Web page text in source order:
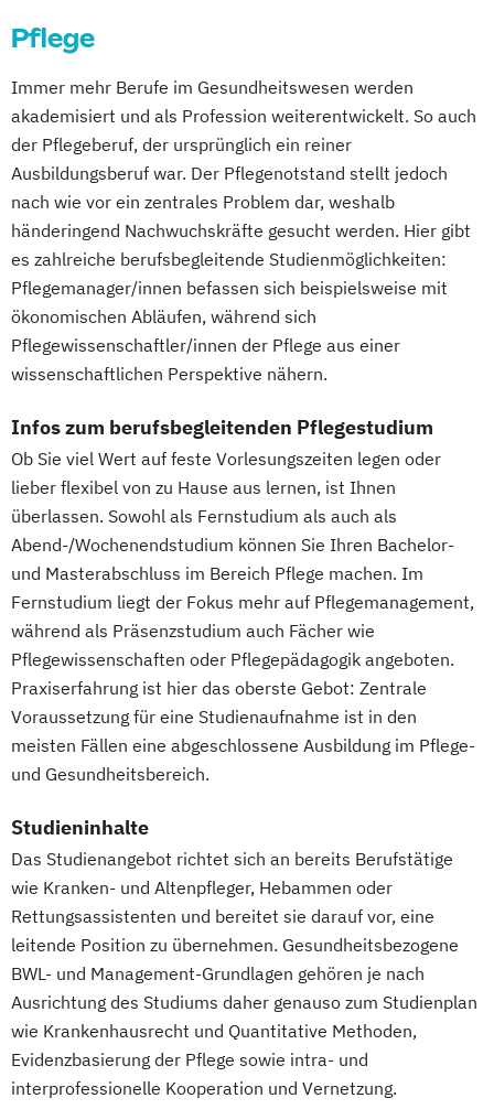
Wirtschaftsinformatik
Vollzeit)
Wirtschaftsingenieurwesen mit
Schwerpunkt Nachhaltigkeit
Wirtschaftspsychologie
Wirtschaftspsychologie mit Schwerpunkt
Digitalisierung
Wirtschaftsrecht
Wirtschaftsrecht mit internationalen
Aspekten
Pflege
Immer mehr Berufe im Gesundheitswesen werden
akademisiert und als Profession weiterentwickelt. So auch
der Pflegeberuf, der ursprünglich ein reiner
Ausbildungsberuf war. Der Pflegenotstand stellt jedoch
nach wie vor ein zentrales Problem dar, weshalb
händeringend Nachwuchskräfte gesucht werden. Hier gibt
es zahlreiche berufsbegleitende Studienmöglichkeiten:
Pflegemanager/innen befassen sich beispielsweise mit
ökonomischen Abläufen, während sich
Pflegewissenschaftler/innen der Pflege aus einer
wissenschaftlichen Perspektive nähern.
Infos zum berufsbegleitenden Pflegestudium
Ob Sie viel Wert auf feste Vorlesungszeiten legen oder
lieber flexibel von zu Hause aus lernen, ist Ihnen
überlassen. Sowohl als Fernstudium als auch als
Abend-/Wochenendstudium können Sie Ihren Bachelor-
und Masterabschluss im Bereich Pflege machen. Im
Fernstudium liegt der Fokus mehr auf Pflegemanagement,
während als Präsenzstudium auch Fächer wie
Pflegewissenschaften oder Pflegepädagogik angeboten.
Praxiserfahrung ist hier das oberste Gebot: Zentrale
Voraussetzung für eine Studienaufnahme ist in den
meisten Fällen eine abgeschlossene Ausbildung im Pflege-
und Gesundheitsbereich.
Studieninhalte
Das Studienangebot richtet sich an bereits Berufstätige
wie Kranken- und Altenpfleger, Hebammen oder
Rettungsassistenten und bereitet sie darauf vor, eine
leitende Position zu übernehmen. Gesundheitsbezogene
BWL- und Management-Grundlagen gehören je nach
Ausrichtung des Studiums daher genauso zum Studienplan
wie Krankenhausrecht und Quantitative Methoden,
Evidenzbasierung der Pflege sowie intra- und
interprofessionelle Kooperation und Vernetzung.